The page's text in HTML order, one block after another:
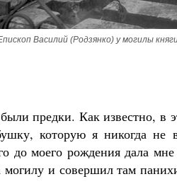
Василий (Родзянко) у могилы
предки. Как известно, в
которую я никогда
до моего рождения дала
и совершил там
Как найти своё место в
Кирилл